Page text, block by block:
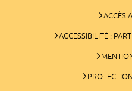
ACCÈS
ACCESSIBILITÉ :